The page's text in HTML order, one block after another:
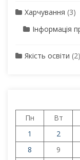
Харчування (3)
Інформація
Якість освіти (2)
Пн
Вт
1
2
8
9